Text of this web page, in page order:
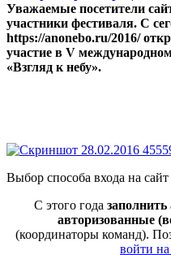
Уважаемые посетители
участники фестиваля. С
https://anonebo.ru/2016/
участие в V
«Взгляд к небу».
Выбор способа входа на сайт
С этого года заполнить
авторизованные
(координаторы команд).
войти